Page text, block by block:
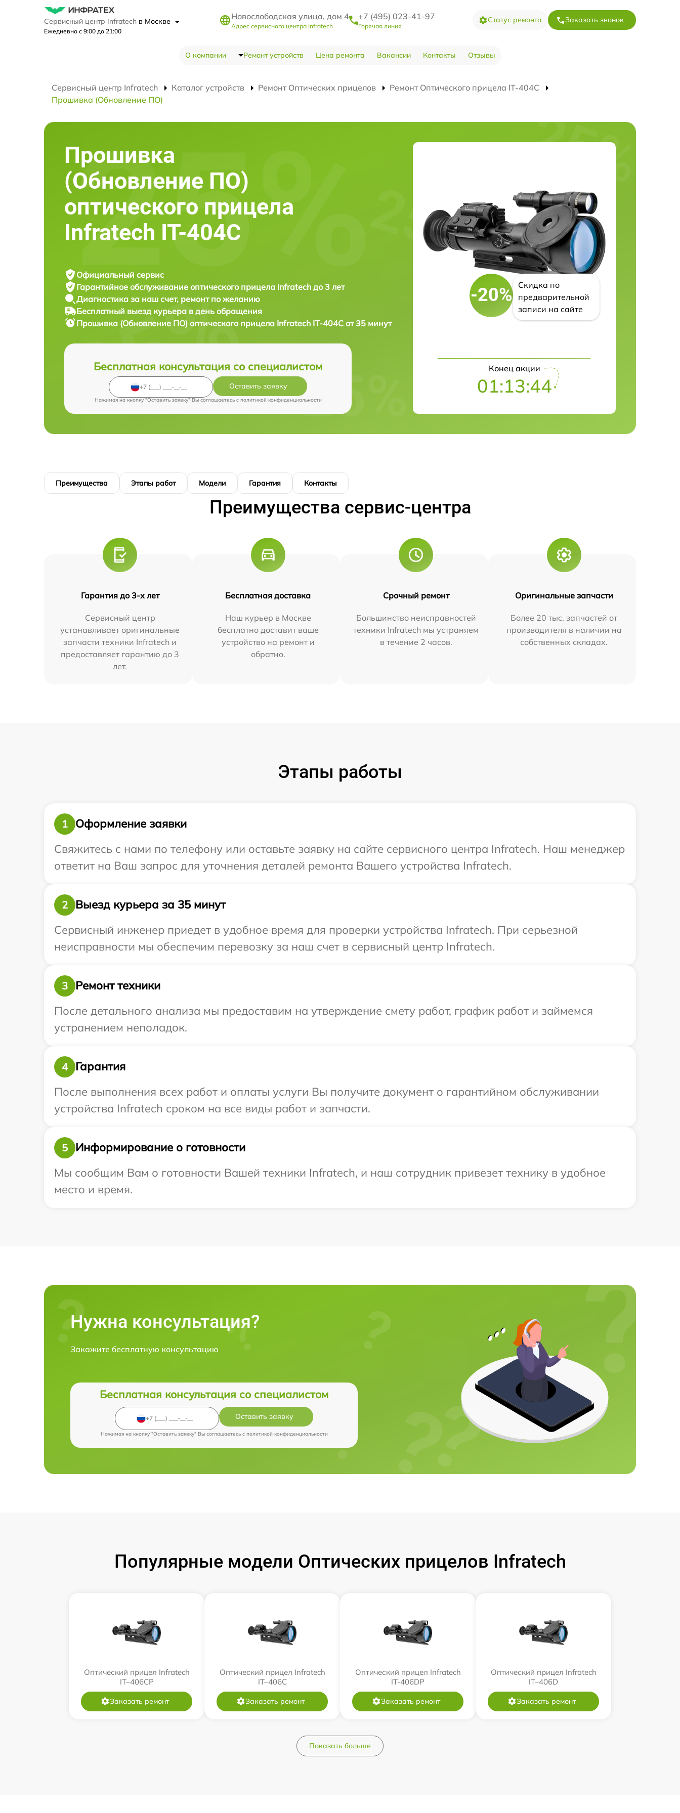
Сервисный центр Infratech в Москве
Ежедневно с 9:00 до 21:00
Новослободская улица, дом 4
Адрес сервисного центра Infratech
+7 (495) 023-41-97
Горячая линия
Статус ремонта Заказать звонок
О компании Ремонт устройств Цена ремонта Вакансии Контакты Отзывы
Сервисный центр Infratech Каталог устройств Ремонт Оптических прицелов
Ремонт Оптического прицела IT-404C
Прошивка (Обновление ПО)
Прошивка
(Обновление ПО)
оптического прицела
Infratech IT-404C
Официальный сервис
Гарантийное обслуживание оптического прицела Infratech до 3 лет
Диагностика за наш счет, ремонт по желанию
Бесплатный выезд курьера в день обращения
Прошивка (Обновление ПО) оптического прицела Infratech IT-404C от 35 минут
Бесплатная консультация со специалистом
Оставить заявку
Нажимая на кнопку "Оставить заявку" Вы соглашаетесь c политикой конфиденциальности
-20%
Скидка по
предварительной
записи на сайте
Конец акции
01:13:43
Преимущества Этапы работ Модели Гарантия Контакты
Преимущества сервис-центра
Гарантия до 3-х лет
Сервисный центр
устанавливает оригинальные
запчасти техники Infratech и
предоставляет гарантию до 3
лет.
Бесплатная доставка
Наш курьер в Москве
бесплатно доставит ваше
устройство на ремонт и
обратно.
Срочный ремонт
Большинство неисправностей
техники Infratech мы устраняем
в течение 2 часов.
Оригинальные запчасти
Более 20 тыс. запчастей от
производителя в наличии на
собственных складах.
Этапы работы
1
Оформление заявки
Свяжитесь с нами по телефону или оставьте заявку на сайте сервисного центра Infratech. Наш менеджер
ответит на Ваш запрос для уточнения деталей ремонта Вашего устройства Infratech.
2
Выезд курьера за 35 минут
Сервисный инженер приедет в удобное время для проверки устройства Infratech. При серьезной
неисправности мы обеспечим перевозку за наш счет в сервисный центр Infratech.
3
Ремонт техники
После детального анализа мы предоставим на утверждение смету работ, график работ и займемся
устранением неполадок.
4
Гарантия
После выполнения всех работ и оплаты услуги Вы получите документ о гарантийном обслуживании
устройства Infratech сроком на все виды работ и запчасти.
5
Информирование о готовности
Мы сообщим Вам о готовности Вашей техники Infratech, и наш сотрудник привезет технику в удобное
место и время.
Нужна консультация?
Закажите бесплатную консультацию
Бесплатная консультация со специалистом
Оставить заявку
Нажимая на кнопку "Оставить заявку" Вы соглашаетесь c политикой конфиденциальности
Популярные модели Оптических прицелов Infratech
Оптический прицел Infratech
IT–406СP
Заказать ремонт
Оптический прицел Infratech
IT–406С
Заказать ремонт
Оптический прицел Infratech
IT-406DP
Заказать ремонт
Оптический прицел Infratech
IT–406D
Заказать ремонт
Показать больше